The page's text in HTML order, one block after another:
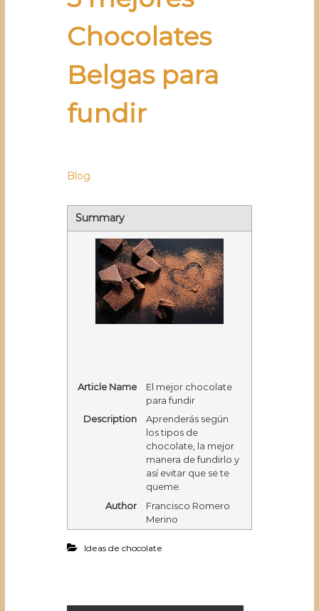
Chocolates
Belgas para
fundir
Blog
Summary
Article Name
El mejor chocolate
para fundir
Description
Aprenderás según
los tipos de
chocolate, la mejor
manera de fundirlo y
así evitar que se te
queme.
Author
Francisco Romero
Merino
Ideas de chocolate